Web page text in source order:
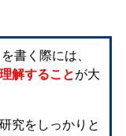
を書く際には、
解することが大
究をしっかりと